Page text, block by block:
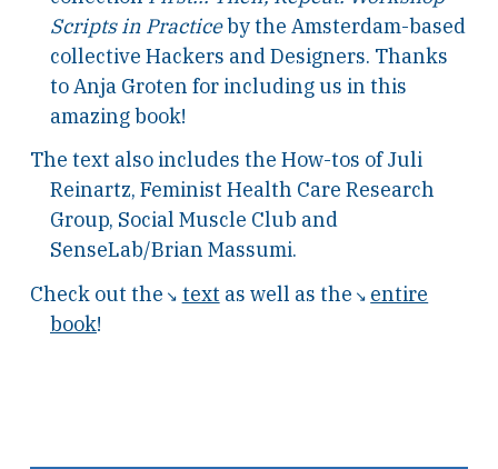
Scripts in Practiceby the Amsterdam-based
collective Hackers and Designers. Thanks
to Anja Groten for including us in this
amazing book!
The text also includes the How-tos of Juli
Reinartz, Feminist Health Care Research
Group, Social Muscle Club and
SenseLab/Brian Massumi.
Check out the
text as well as the
entire
book!